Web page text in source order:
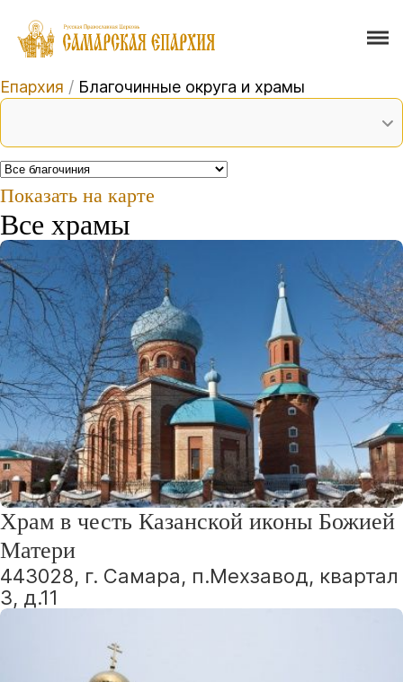
Епархия / Благочинные округа и храмы
Показать на карте
Все храмы
Храм в честь Казанской иконы Божией
Матери
443028, г. Самара, п.Мехзавод, квартал
3, д.11